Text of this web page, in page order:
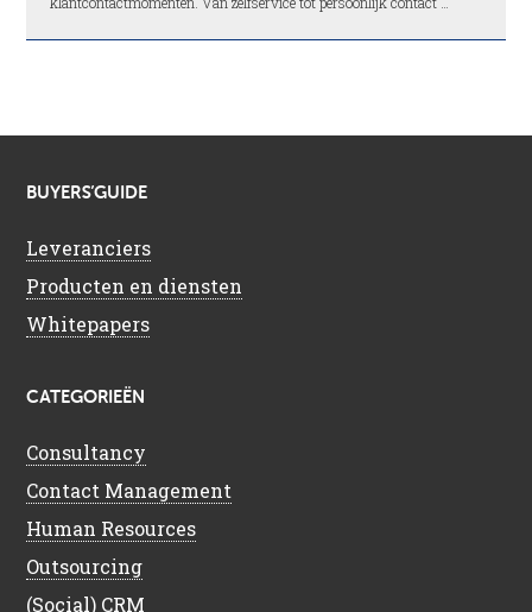
BUYERS’GUIDE
Leveranciers
Producten en diensten
Whitepapers
CATEGORIEËN
Consultancy
Contact Management
Human Resources
Outsourcing
(Social) CRM